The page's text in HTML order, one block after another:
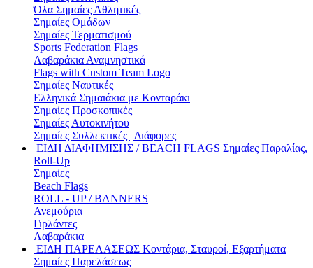
Όλα Σημαίες Αθλητικές
Σημαίες Ομάδων
Σημαίες Τερματισμού
Sports Federation Flags
Λαβαράκια Αναμνηστικά
Flags with Custom Team Logo
Σημαίες Ναυτικές
Ελληνικά Σημαιάκια με Κονταράκι
Σημαίες Προσκοπικές
Σημαίες Αυτοκινήτου
Σημαίες Συλλεκτικές | Διάφορες
ΕΙΔΗ ΔΙΑΦΗΜΙΣΗΣ / BEACH FLAGS Σημαίες Παραλίας,
Roll-Up
Σημαίες
Beach Flags
ROLL - UP / BANNERS
Ανεμούρια
Γιρλάντες
Λαβαράκια
ΕΙΔΗ ΠΑΡΕΛΑΣΕΩΣ Κοντάρια, Σταυροί, Εξαρτήματα
Σημαίες Παρελάσεως